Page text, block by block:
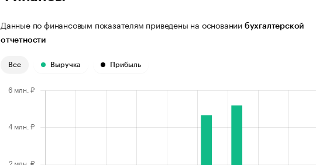
Данные по финансовым показателям приведены на основании бухгалтерской
отчетности
Все Выручка Прибыль